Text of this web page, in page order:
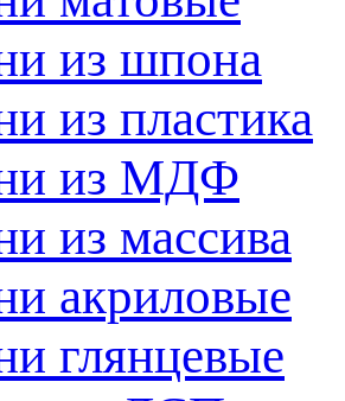
из шпона
из пластика
из МДФ
из массива
акриловые
глянцевые